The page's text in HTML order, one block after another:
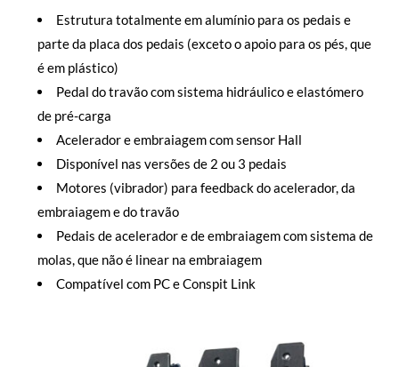
Estrutura totalmente em alumínio para os pedais e
parte da placa dos pedais (exceto o apoio para os pés, que
é em plástico)
Pedal do travão com sistema hidráulico e elastómero
de pré-carga
Acelerador e embraiagem com sensor Hall
Disponível nas versões de 2 ou 3 pedais
Motores (vibrador) para feedback do acelerador, da
embraiagem e do travão
Pedais de acelerador e de embraiagem com sistema de
molas, que não é linear na embraiagem
Compatível com PC e Conspit Link